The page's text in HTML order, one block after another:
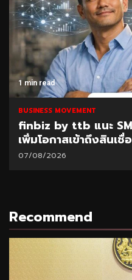
1 min read
BUSINESS MOVEMENT
finbiz by ttb แนะ
เพิ่มโอกาสเข้าถึงสินเชื่อ
07/08/2026
Recommend